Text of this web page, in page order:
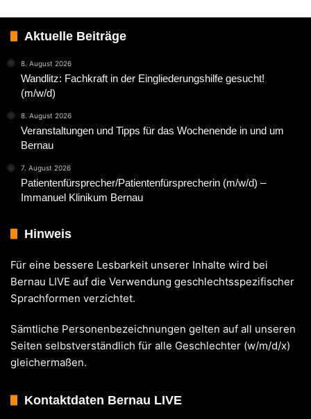
Aktuelle Beiträge
8. August 2026
Wandlitz: Fachkraft in der Eingliederungshilfe gesucht!
(m/w/d)
8. August 2026
Veranstaltungen und Tipps für das Wochenende in und um
Bernau
7. August 2026
Patientenfürsprecher/Patientenfürsprecherin (m/w/d) –
Immanuel Klinikum Bernau
Hinweis
Für eine bessere Lesbarkeit unserer Inhalte wird bei
Bernau LIVE auf die Verwendung geschlechtsspezifischer
Sprachformen verzichtet.
Sämtliche Personenbezeichnungen gelten auf all unseren
Seiten selbstverständlich für alle Geschlechter (w/m/d/x)
gleichermaßen.
Kontaktdaten Bernau LIVE